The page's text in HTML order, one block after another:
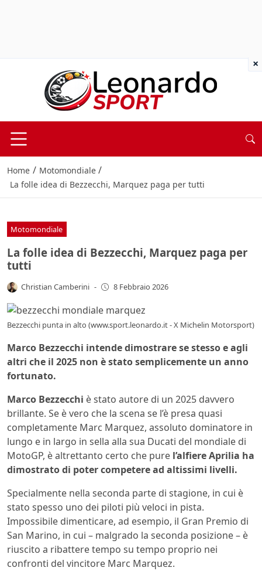
Home / Motomondiale /
La folle idea di Bezzecchi, Marquez paga per tutti
Motomondiale
La folle idea di Bezzecchi, Marquez paga per
tutti
Christian Camberini - 8 Febbraio 2026
Bezzecchi punta in alto (www.sport.leonardo.it - X Michelin Motorsport)
Marco Bezzecchi intende dimostrare se stesso e agli
altri che il 2025 non è stato semplicemente un anno
fortunato.
Marco Bezzecchi è stato autore di un 2025 davvero
brillante. Se è vero che la scena se l’è presa quasi
completamente Marc Marquez, assoluto dominatore in
lungo e in largo in sella alla sua Ducati del mondiale di
MotoGP, è altrettanto certo che pure l’alfiere Aprilia ha
dimostrato di poter competere ad altissimi livelli.
Specialmente nella seconda parte di stagione, in cui è
stato spesso uno dei piloti più veloci in pista.
Impossibile dimenticare, ad esempio, il Gran Premio di
San Marino, in cui – malgrado la seconda posizione – è
riuscito a ribattere tempo su tempo proprio nei
confronti del vincitore Marc Marquez.
×